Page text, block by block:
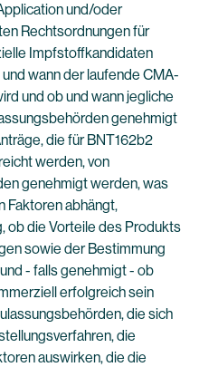
und/oder
Rechtsordnungen für
Impfstoffkandidaten
wann der laufende CMA-
und ob und wann jegliche
genehmigt
die für BNT162b2
werden, von
genehmigt werden, was
Faktoren abhängt,
ob die Vorteile des Produkts
sowie der Bestimmung
- falls genehmigt - ob
erfolgreich sein
die sich
die
auswirken, die die